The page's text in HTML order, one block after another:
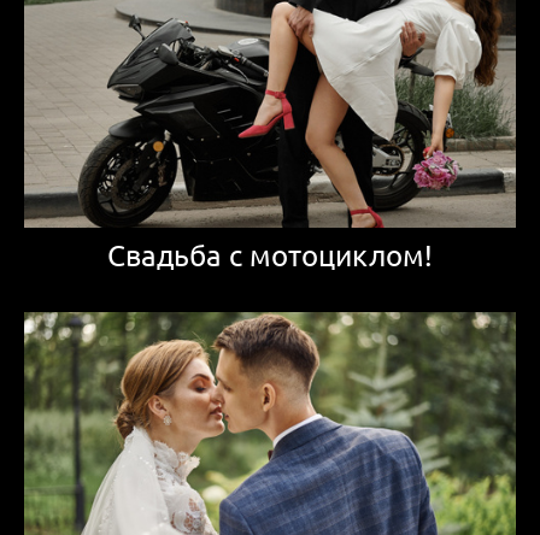
Свадьба с мотоциклом!